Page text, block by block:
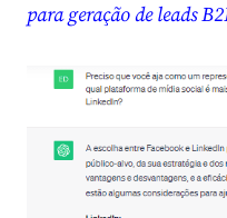
para geração de leads